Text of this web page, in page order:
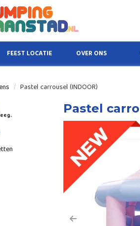
FEEST LOCATIE OVER ONS
Pastel carrousel (INDOOR)
Pastel